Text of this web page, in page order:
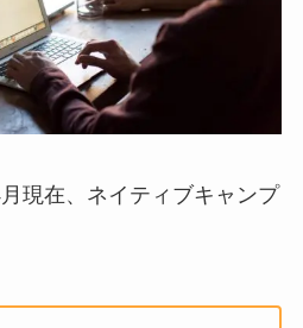
現在、ネイティブキャンプ